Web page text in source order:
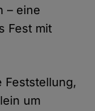
– eine
Fest mit
Feststellung,
um